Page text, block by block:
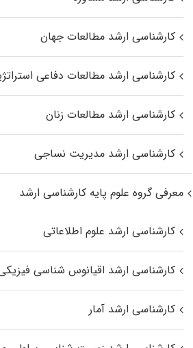
کارشناسی ارشد مطالعات جهان
کارشناسی ارشد مطالعات دفاعی
کارشناسی ارشد مطالعات زنان
کارشناسی ارشد مدیریت نساجی
معرفی گروه علوم پایه کارشناسی ارشد
کارشناسی ارشد علوم اطلاعاتی
کارشناسی ارشد اقیانوس‌ شناسی
کارشناسی ارشد آمار